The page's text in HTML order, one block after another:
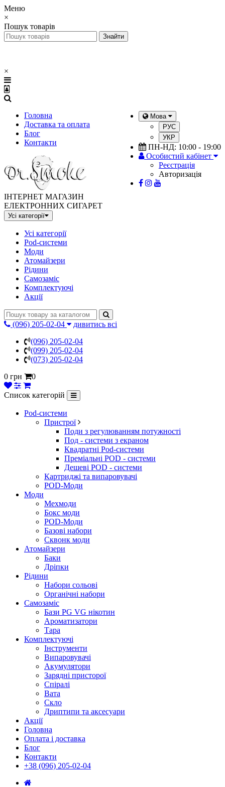
Меню
×
Пошук товарів
×
Головна
Доставка та оплата
Блог
Контакти
Мова
РУС
УКР
ПН-НД: 10:00 - 19:00
Особистий кабінет
Реєстрація
Авторизація
ІНТЕРНЕТ МАГАЗИН
ЕЛЕКТРОННИХ СИГАРЕТ
Усі категорії
Усі категорії
Pod-системи
Моди
Атомайзери
Рідини
Самозаміс
Комплектуючі
Акції
(096) 205-02-04
дивитись всі
(096) 205-02-04
(099) 205-02-04
(073) 205-02-04
0 грн
0
Список категорій
Pod-системи
Пристрої
Поди з регулюванням потужності
Под - системи з екраном
Квадратні Pod-системи
Преміальні POD - системи
Дешеві POD - системи
Картриджі та випаровувачі
POD-Моди
Моди
Мехмоди
Бокс моди
POD-Моди
Базові набори
Сквонк моди
Атомайзери
Баки
Дріпки
Рідини
Набори сольові
Органічні набори
Самозаміс
Бази PG VG нікотин
Ароматизатори
Тара
Комплектуючі
Інструменти
Випаровувачі
Акумулятори
Зарядні присторої
Спіралі
Вата
Скло
Дриптипи та аксесуари
Акції
Головна
Оплата і доставка
Блог
Контакти
+38 (096) 205-02-04